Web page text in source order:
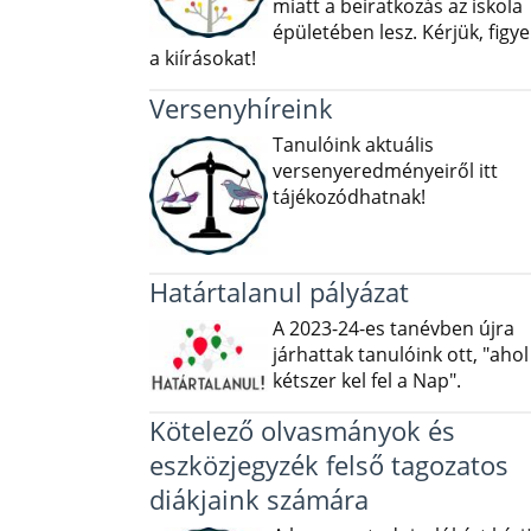
miatt a beiratkozás az iskola
épületében lesz. Kérjük,
a kiírásokat!
Versenyhíreink
Tanulóink aktuális
versenyeredményeiről itt
tájékozódhatnak!
Határtalanul pályázat
A 2023-24-es tanévben újra
járhattak tanulóink ott, "ahol
kétszer kel fel a Nap".
Kötelező olvasmányok és
eszközjegyzék felső tagozatos
diákjaink számára